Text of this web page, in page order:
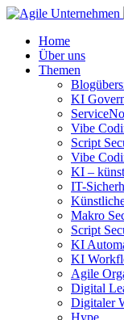
Home
Über uns
Themen
KI
Vibe
Script
Vibe
KI –
IT-
Makro
Script
KI
KI
Agile
Digital
Digitaler
Hype